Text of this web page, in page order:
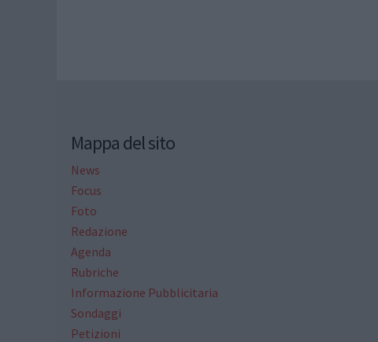
Mappa del sito
News
Focus
Foto
Redazione
Agenda
Rubriche
Informazione Pubblicitaria
Sondaggi
Petizioni